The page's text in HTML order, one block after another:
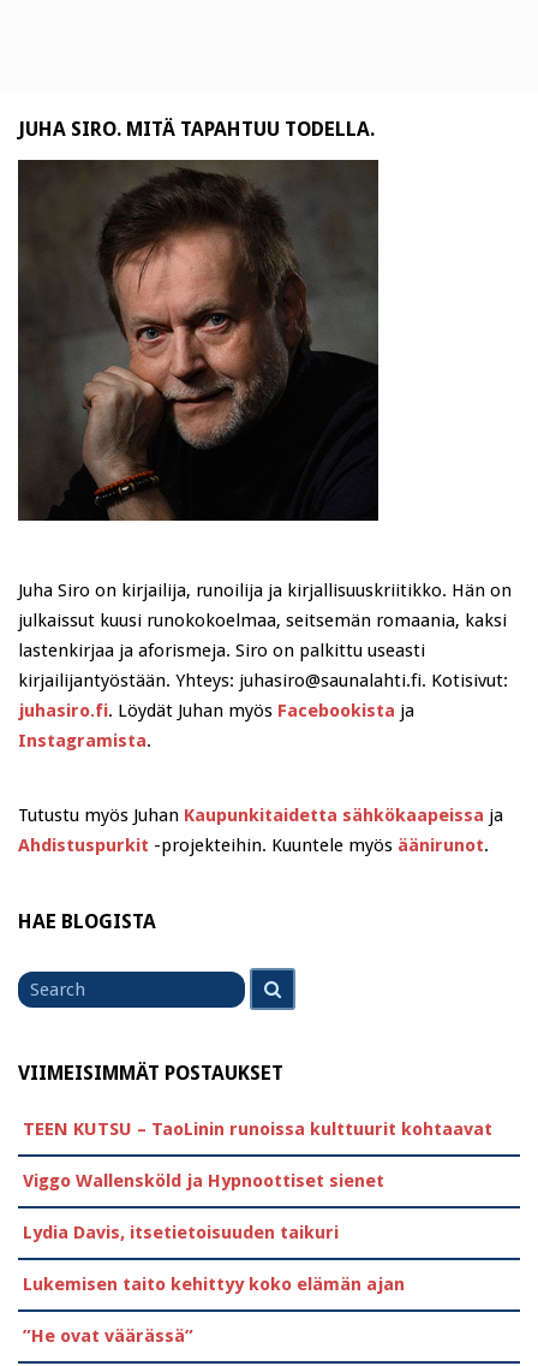
JUHA SIRO. MITÄ TAPAHTUU TODELLA.
Juha Siro on kirjailija, runoilija ja kirjallisuuskriitikko. Hän on
julkaissut kuusi runokokoelmaa, seitsemän romaania, kaksi
lastenkirjaa ja aforismeja. Siro on palkittu useasti
kirjailijantyöstään. Yhteys: juhasiro@saunalahti.fi. Kotisivut:
juhasiro.fi. Löydät Juhan myös Facebookista ja
Instagramista.
Tutustu myös Juhan Kaupunkitaidetta sähkökaapeissa ja
Ahdistuspurkit -projekteihin. Kuuntele myös äänirunot.
HAE BLOGISTA
Search
for
VIIMEISIMMÄT POSTAUKSET
TEEN KUTSU – TaoLinin runoissa kulttuurit kohtaavat
Viggo Wallensköld ja Hypnoottiset sienet
Lydia Davis, itsetietoisuuden taikuri
Lukemisen taito kehittyy koko elämän ajan
”He ovat väärässä”